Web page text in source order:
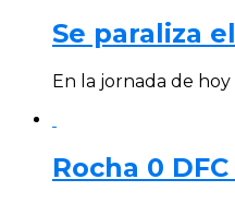
Se paraliza
En la jornada de
Rocha 0 DFC